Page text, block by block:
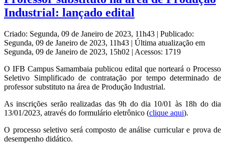
Industrial: lançado edital
Criado: Segunda, 09 de Janeiro de 2023, 11h43 | Publicado:
Segunda, 09 de Janeiro de 2023, 11h43 | Última atualização em
Segunda, 09 de Janeiro de 2023, 15h02 | Acessos: 1719
O IFB Campus Samambaia publicou edital que norteará o Processo
Seletivo Simplificado de contratação por tempo determinado de
professor substituto na área de Produção Industrial.
As inscrições serão realizadas das 9h do dia 10/01 às 18h do dia
13/01/2023, através do formulário eletrônico (clique aqui).
O processo seletivo será composto de análise curricular e prova de
desempenho didático.